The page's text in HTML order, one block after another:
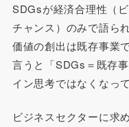
SDGsが経済合理性（
チャンス）のみで語ら
価値の創出は既存事業
言うと「SDGs＝既存
イン思考ではなくなっ
ビジネスセクターに求